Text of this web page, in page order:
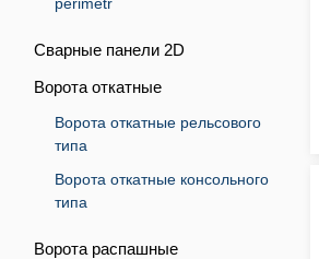
Сварные панели 2D
Ворота откатные
Ворота откатные рельсового
типа
Ворота откатные консольного
типа
Ворота распашные